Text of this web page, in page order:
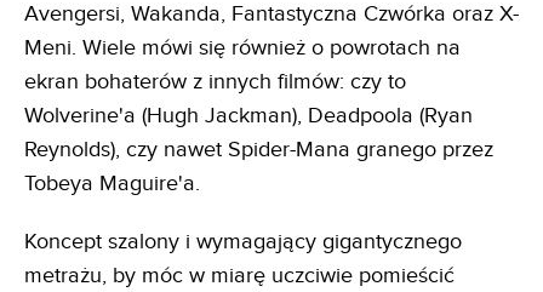
Avengersi, Wakanda, Fantastyczna Czwórka oraz X-
Meni. Wiele mówi się również o powrotach na
ekran bohaterów z innych filmów: czy to
Wolverine'a (Hugh Jackman), Deadpoola (Ryan
Reynolds), czy nawet Spider-Mana granego przez
Tobeya Maguire'a.
Koncept szalony i wymagający gigantycznego
metrażu, by móc w miarę uczciwie pomieścić